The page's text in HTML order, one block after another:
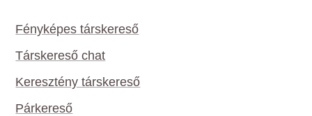
Fényképes társkereső
Társkereső chat
Keresztény társkereső
Párkereső